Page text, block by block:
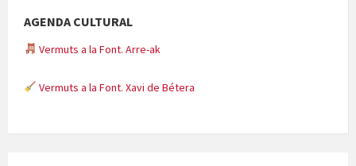
AGENDA CULTURAL
Vermuts a la Font. Arre-ak
Vermuts a la Font. Xavi de Bétera